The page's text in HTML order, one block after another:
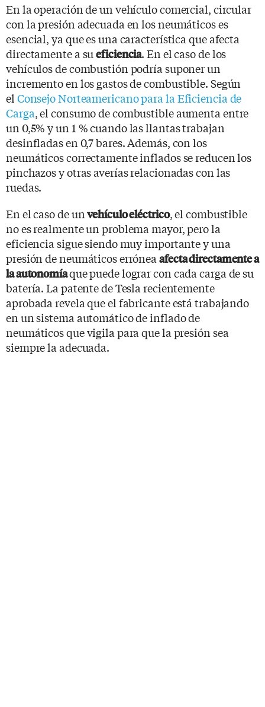
En la operación de un vehículo comercial, circular
con la presión adecuada en los neumáticos es
esencial, ya que es una característica que afecta
directamente a sueficiencia. En el caso de los
vehículos de combustión podría suponer un
incremento en los gastos de combustible. Según
el Consejo Norteamericano para la Eficiencia de
Carga, el consumo de combustible aumenta entre
un 0,5% y un 1 % cuando las llantas trabajan
desinfladas en 0,7 bares. Además, con los
neumáticos correctamente inflados se reducen los
pinchazos y otras averías relacionadas con las
ruedas.
En el caso de unvehículo eléctrico, el combustible
no es realmente un problema mayor, pero la
eficiencia sigue siendo muy importante y una
presión de neumáticos errónea afecta directamente a
la autonomíaque puede lograr con cada carga de su
batería. La patente de Tesla recientemente
aprobada revela que el fabricante está trabajando
en un sistema automático de inflado de
neumáticos que vigila para que la presión sea
siempre la adecuada.